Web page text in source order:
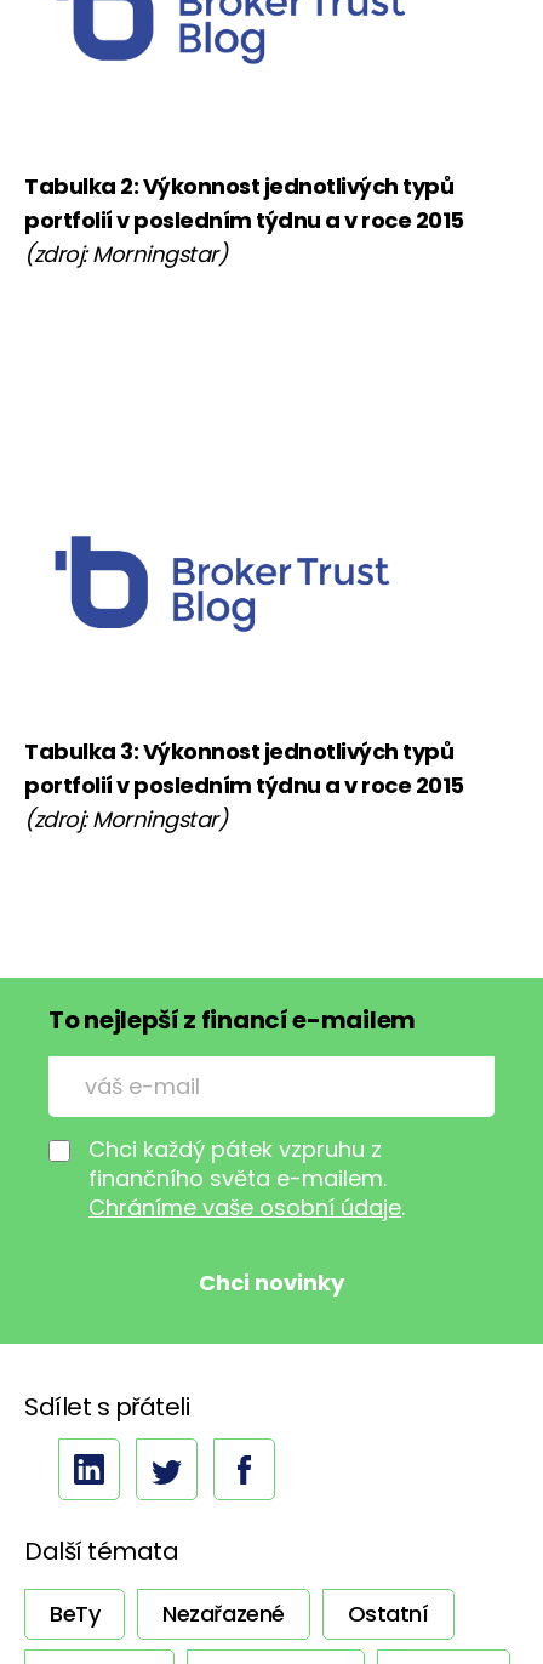
Tabulka 2: Výkonnost jednotlivých typů
portfolií v posledním týdnu a v roce 2015
(zdroj: Morningstar)
Tabulka 3: Výkonnost jednotlivých typů
portfolií v posledním týdnu a v roce 2015
(zdroj: Morningstar)
To nejlepší z financí e-mailem
Chci každý pátek vzpruhu z
finančního světa e-mailem.
Chráníme vaše osobní údaje.
Sdílet s přáteli
Další témata
BeTy Nezařazené
Ostatní